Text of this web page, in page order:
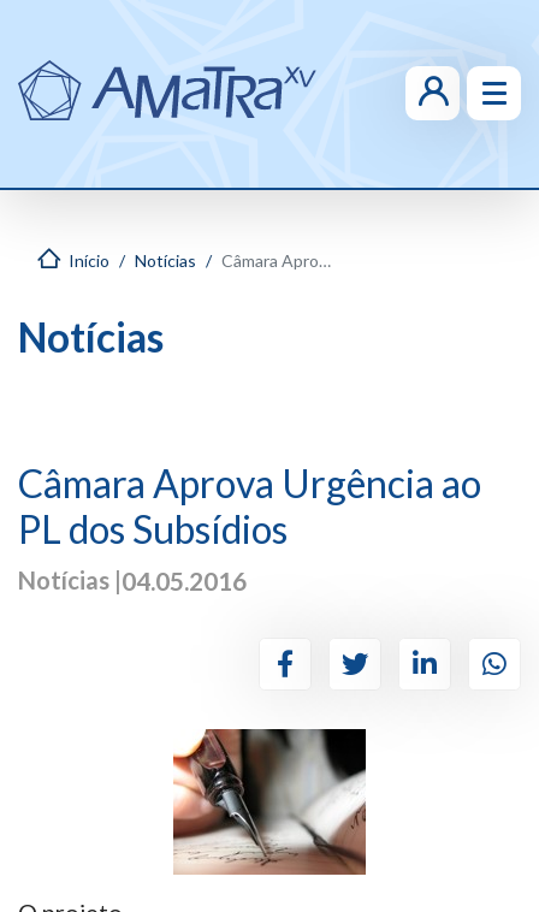
Notícias
Início Notícias Câmara Aprova Urgência ao PL dos Subsídios
Câmara Aprova Urgência ao
PL dos Subsídios
Notícias |04.05.2016